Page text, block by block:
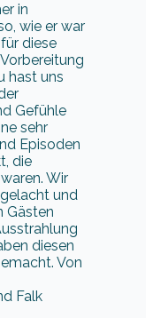
in
wie er war
diese
hast uns
Gefühle
sehr
Episoden
die
Wir
und
Gästen
diesen
Von
Falk